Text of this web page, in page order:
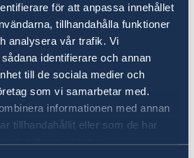
för att anpassa innehållet
tillhandahålla funktioner
analysera vår trafik. Vi
identifierare och annan
till de sociala medier och
som vi samarbetar med.
informationen med annan
tillhandahållit eller som de har
deras tjänster.
att hantera migration på
flyktingars,
och migranters
som bidrar till utveckling.